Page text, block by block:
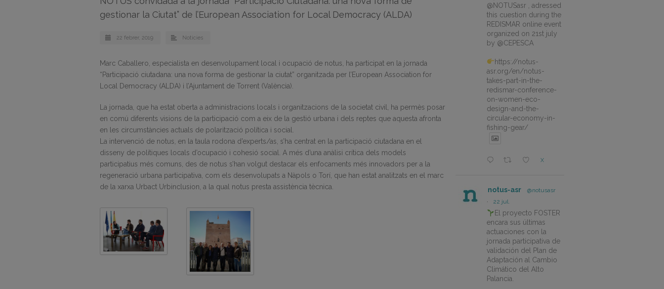
gestionar la Ciutat” de l’European Association for Local Democracy (ALDA)
22 febrer, 2019 Noticies
Marc Caballero, especialista en desenvolupament local i ocupació de notus, ha participat en la jornada
“Participació ciutadana: una nova forma de gestionar la ciutat” organitzada per l’European Association for
Local Democracy (ALDA) i l’Ajuntament de Torrent (València).
La jornada, que ha estat oberta a administracions locals i organitzacions de la societat civil, ha permès posar
en comú diferents visions de la participació com a eix de la gestió urbana i dels reptes que aquesta afronta
en les circumstàncies actuals de polarització política i social.
La intervenció de notus, en la taula rodona d’experts/as, s’ha centrat en la participació ciutadana en el
disseny de polítiques locals d’ocupació i cohesió social. A més d’una anàlisi crítica dels models
participatius més comuns, des de notus s’han volgut destacar els enfocaments més innovadors per a la
regeneració urbana participativa, com els desenvolupats a Nàpols o Torí, que han estat analitzats en el marc
de la xarxa Urbact Urbinclusion, a la qual notus presta assistència tècnica.
@NOTUSasr , adressed
this cuestion during the
REDISMAR online event
organized on 21st july
by @CEPESCA
https://notus-
asr.org/en/notus-
takes-part-in-the-
redismar-conference-
on-women-eco-
design-and-the-
circular-economy-in-
fishing-gear/
X
notus-asr
@notusasr
·
22 jul.
El proyecto FOSTER
encara sus últimas
actuaciones con la
jornada participativa de
validación del Plan de
Adaptación al Cambio
Climático del Alto
Palancia.